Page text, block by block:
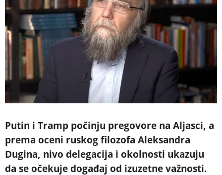
Putin i Tramp počinju pregovore na Aljasci, a
prema oceni ruskog filozofa Aleksandra
Dugina, nivo delegacija i okolnosti ukazuju
da se očekuje događaj od izuzetne važnosti.